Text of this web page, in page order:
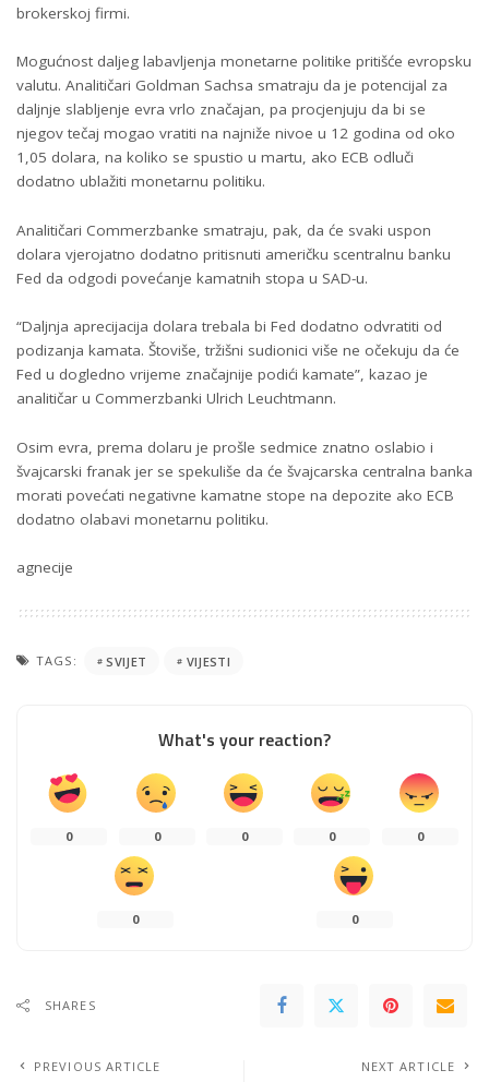
brokerskoj firmi.
Mogućnost daljeg labavljenja monetarne politike pritišće evropsku
valutu. Analitičari Goldman Sachsa smatraju da je potencijal za
daljnje slabljenje evra vrlo značajan, pa procjenjuju da bi se
njegov tečaj mogao vratiti na najniže nivoe u 12 godina od oko
1,05 dolara, na koliko se spustio u martu, ako ECB odluči
dodatno ublažiti monetarnu politiku.
Analitičari Commerzbanke smatraju, pak, da će svaki uspon
dolara vjerojatno dodatno pritisnuti američku scentralnu banku
Fed da odgodi povećanje kamatnih stopa u SAD-u.
“Daljnja aprecijacija dolara trebala bi Fed dodatno odvratiti od
podizanja kamata. Štoviše, tržišni sudionici više ne očekuju da će
Fed u dogledno vrijeme značajnije podići kamate”, kazao je
analitičar u Commerzbanki Ulrich Leuchtmann.
Osim evra, prema dolaru je prošle sedmice znatno oslabio i
švajcarski franak jer se spekuliše da će švajcarska centralna banka
morati povećati negativne kamatne stope na depozite ako ECB
dodatno olabavi monetarnu politiku.
agnecije
TAGS: SVIJET VIJESTI
What's your reaction?
0 0 0 0 0
0 0
SHARES
PREVIOUS ARTICLE NEXT ARTICLE